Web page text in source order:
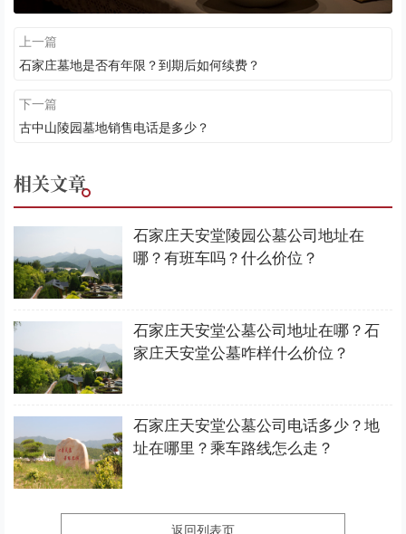
上一篇
石家庄墓地是否有年限？到期后如何续费？
下一篇
古中山陵园墓地销售电话是多少？
相关文章
石家庄天安堂陵园公墓公司地址在
哪？有班车吗？什么价位？
石家庄天安堂公墓公司地址在哪？石
家庄天安堂公墓咋样什么价位？
石家庄天安堂公墓公司电话多少？地
址在哪里？乘车路线怎么走？
返回列表页